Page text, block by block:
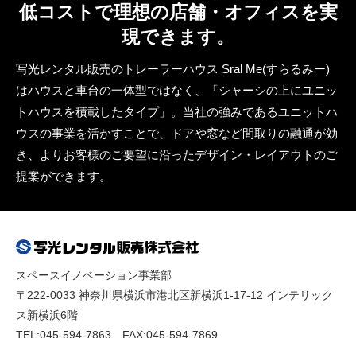
低コストで理想の店舗・オフィスを実
現できます。
写光レンタル販売のトレーラーハウス Sral Me(すらるみー)
はハウスと車台の一体型ではなく、「シャーシの上にユニッ
トハウスを積載したタイプ」。当社の強みであるユニットハ
ウスの事業を活かすことで、ドアや窓など間取りの融通が効
き、よりお客様のご要望に沿ったデザイン・レイアウトのご
提案ができます。
スペースイノベーション事業部
〒222-0033 神奈川県横浜市港北区新横浜1-17-12 インテリック
ス新横浜6階
TEL:045-594-7863 FAX:045-594-7869